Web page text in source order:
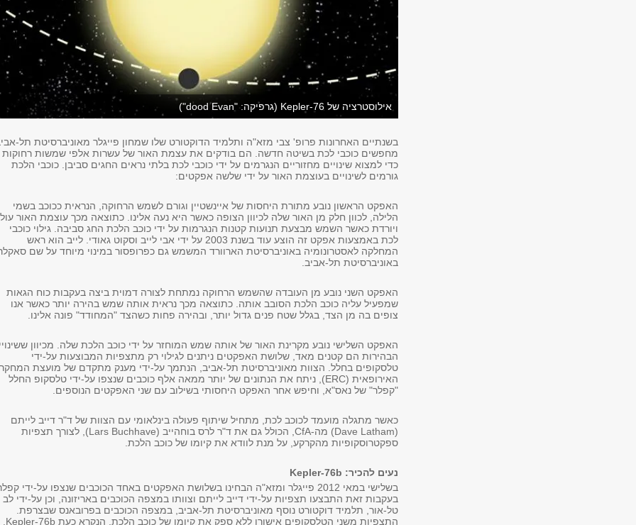
אילוסטרציה של Kepler-76 (גרפיקה: "dood Evan")
בשנתיים האחרונות פרופ' צבי מזא"ה ותלמיד הדוקטורט שלו שמחון פייגלר מאוניברסיטת תל-
מחפשים כוכבי לכת בשיטה חדשה. הם בודקים את עצמת האור של עשרות אלפי שמשות רחוקות
כדי למצוא שינויים מחזוריים הנגרמים על ידי כוכבי לכת בלתי נראים החגים סביבן. כוכבי הלכת
גורמים לשינויים בעוצמת האור על ידי שלשה אפקטים:
האפקט הראשון נובע מתורת היחסות של איינשטיין וגורם לשמש הרחוקה, הנראית ככוכב בשמי
הלילה, לכוון חלק מן האור שלה לכיוון הצופה כאשר היא נעה אלינו. כתוצאה מכך עוצמת האור
ויורדת כאשר השמש מבצעת תנועות קטנות הנגרמות על ידי כוכב הלכת החג סביבה. גילוי כוכבי
לכת באמצעות אפקט זה הוצע עוד בשנת 2003 על ידי אבי לייב וסקוט גאודי. לייב הוא ראש
המחלקה לאסטרונומיה באוניברסיטת הארוורד המשמש גם כפרופסור במינוי מיוחד על שם
באוניברסיטת תל-אביב.
האפקט השני נובע מן העובדה שהשמש הרחוקה נמתחת לצורה דמוית ביצה בעקבות כוח הגאות
שמפעיל עליה כוכב הלכת הסובב אותה. כתוצאה מכך נראית אותה שמש בהירה יותר כאשר אנו
צופים בה מן הצד, בגלל שטח פנים גדול יותר, ובהירה פחות כשהצד "המחודד" פונה אלינו.
האפקט השלישי נובע מקרינת האור של אותה שמש המוחזר על ידי כוכב הלכת שלה. מכיוון
הבהירות הם קטנים מאד, שלושת האפקטים ניתנים לגילוי רק מתצפיות המבוצעות על-ידי
טלסקופים בחלל. הצוות מאוניברסיטת תל-אביב, הנתמך על-ידי מענק מתקדם של מועצת המחקר
האירופאית (ERC), ניתח את הנתונים של יותר ממאה אלף כוכבים שנצפו על-ידי טלסקופ החלל
"קפלר" של נאס"א, וחיפש אחר האפקט היחסותי בשילוב עם שני האפקטים הנוספים.
כאשר מתגלה מועמד לכוכב לכת, מתחיל שיתוף פעולה בינלאומי עם הצוות של ד"ר דייב לייתם
(Dave Latham) מה-CfA, הכולל גם את ד"ר לרס בוחהייב (Lars Buchhave), לצורך תצפיות
ספקטרוסקופיות מהקרקע, על מנת לוודא את קיומו של כוכב הלכת.
נעים להכיר: Kepler-76b
בשלישי במאי 2012 פייגלר ומזא"ה הבחינו בשלושת האפקטים באחד הכוכבים שנצפו על-ידי
בעקבות זאת התבצעו תצפיות על-ידי דייב לייתם וצוותו במצפה הכוכבים באריזונה, וכן על-ידי לב
טל-אור, תלמיד דוקטורט נוסף מאוניברסיטת תל-אביב, במצפה הכוכבים בפרובאנס שבצרפת.